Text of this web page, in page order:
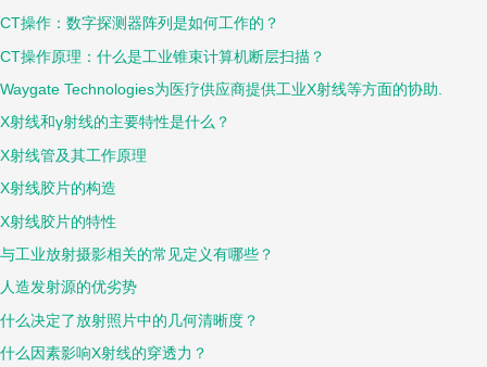
CT操作：数字探测器阵列是如何工作的？
CT操作原理：什么是工业锥束计算机断层扫描？
Waygate Technologies为医疗供应商提供工业X射线等方面的协助.
X射线和γ射线的主要特性是什么？
X射线管及其工作原理
X射线胶片的构造
X射线胶片的特性
与工业放射摄影相关的常见定义有哪些？
人造发射源的优劣势
什么决定了放射照片中的几何清晰度？
什么因素影响X射线的穿透力？